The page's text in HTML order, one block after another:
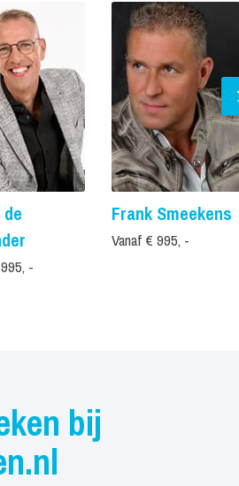
-
Frank Smeekens
Vanaf € 995, -
bij